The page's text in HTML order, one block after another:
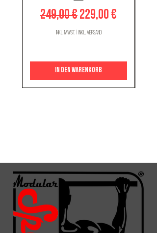
Standardpreis
249,00 €Sale-Preis
229,00 €
inkl. MwSt.| inkl. Versand
In den Warenkorb